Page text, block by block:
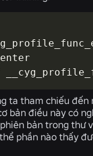
ta tham chiếu
bản điều này có
bản trong thư
phần nào thấy